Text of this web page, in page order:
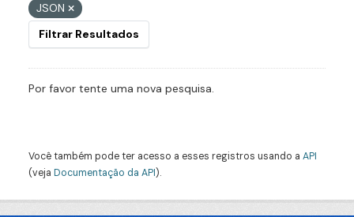
JSON
Filtrar Resultados
Por favor tente uma nova pesquisa.
Você também pode ter acesso a esses registros usando a API
(veja Documentação da API).